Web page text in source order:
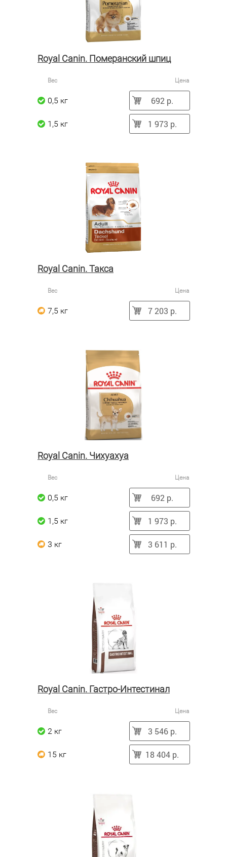
Royal Canin. Померанский шпиц
Вес Цена
0,5 кг 692 р.
1,5 кг 1 973 р.
Royal Canin. Такса
Вес Цена
7,5 кг 7 203 р.
Royal Canin. Чихуахуа
Вес Цена
0,5 кг 692 р.
1,5 кг 1 973 р.
3 кг 3 611 р.
Royal Canin. Гастро-Интестинал
Вес Цена
2 кг 3 546 р.
15 кг 18 404 р.